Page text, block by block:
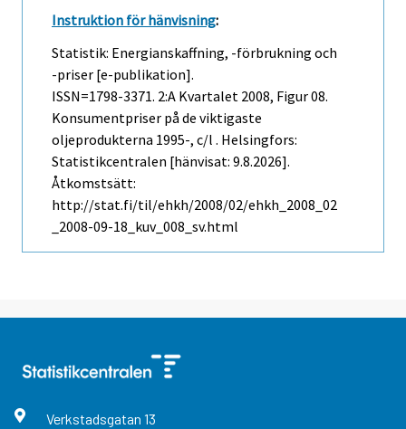
Instruktion för hänvisning:
Statistik: Energianskaffning, -förbrukning och
-priser [e-publikation].
ISSN=1798-3371. 2:a Kvartalet 2008, Figur 08.
Konsumentpriser på de viktigaste
oljeprodukterna 1995-, c/l . Helsingfors:
Statistikcentralen [hänvisat: 9.8.2026].
Åtkomstsätt:
http://stat.fi/til/ehkh/2008/02/ehkh_2008_02
_2008-09-18_kuv_008_sv.html
Verkstadsgatan 13